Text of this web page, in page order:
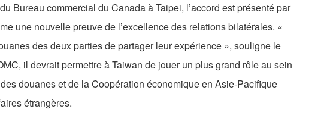
Bureau commercial du Canada à Taipei, l’accord est présenté par
une nouvelle preuve de l’excellence des relations bilatérales. «
des deux parties de partager leur expérience », souligne le
il devrait permettre à Taiwan de jouer un plus grand rôle au sein
douanes et de la Coopération économique en Asie-Pacifique
étrangères.